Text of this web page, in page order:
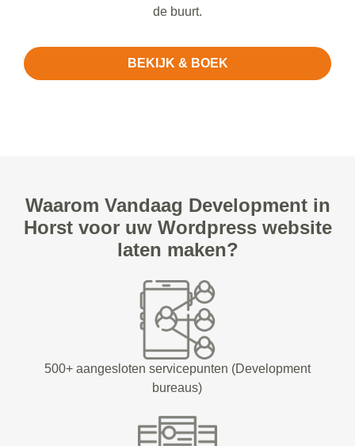
de buurt.
BEKIJK & BOEK
Waarom Vandaag Development in
Horst voor uw Wordpress website
laten maken?
500+ aangesloten servicepunten (Development
bureaus)